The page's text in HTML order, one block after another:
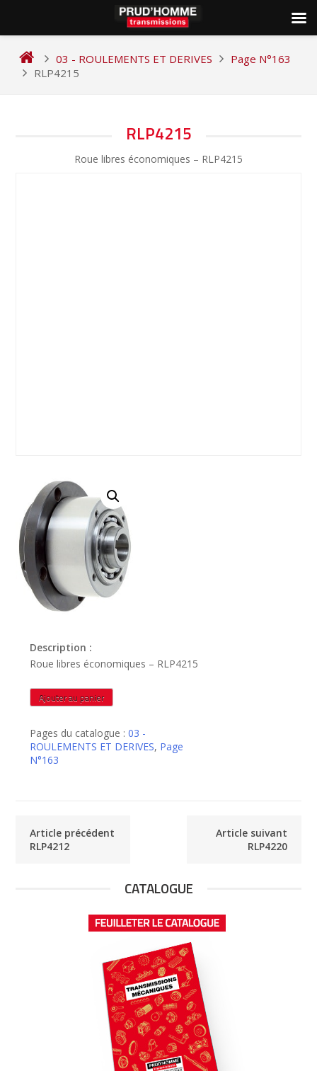
content
03 - ROULEMENTS ET DERIVES
Page N°163
RLP4215
RLP4215
Roue libres économiques – RLP4215
Description :
Roue libres économiques – RLP4215
quantité
de
Ajouter au panier
Pages du catalogue :03 -
ROULEMENTS ET DERIVES, Page
N°163
Article précédent
RLP4212
Article suivant
RLP4220
CATALOGUE